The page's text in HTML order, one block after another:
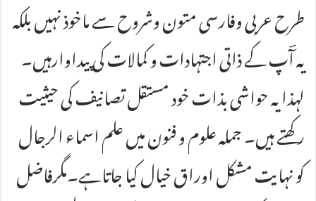
طرح عربی وفارسی متون وشروح سے ماخوذ نہیں بلکہ
یہ آؔپ کے ذاتی اجتہادات و کمالات کی پیداوارہیں۔
لہذا یہ حواشی بذات خود مستقل تصانیف کی حیثیت
رکھتے ہیں۔ جملہ علوم و فنون میں علم اسماء الرجال
کو نہایت مشکل اوراق خیال کیا جاتاہے۔مگرفاضل